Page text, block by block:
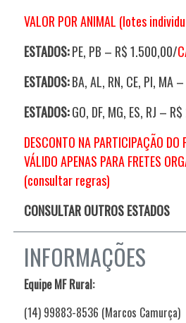
VALOR POR ANIMAL (lotes
ESTADOS:PE, PB – R$ 1.500,00/
ESTADOS:BA, AL, RN, CE, PI, MA
ESTADOS:GO, DF, MG, ES, RJ –
DESCONTO NA PARTICIPAÇÃO
VÁLIDO APENAS PARA FRETES
(consultar regras)
CONSULTAR OUTROS ESTADOS
INFORMAÇÕES
Equipe MF Rural:
(14) 99883-8536 (Marcos Camurça)